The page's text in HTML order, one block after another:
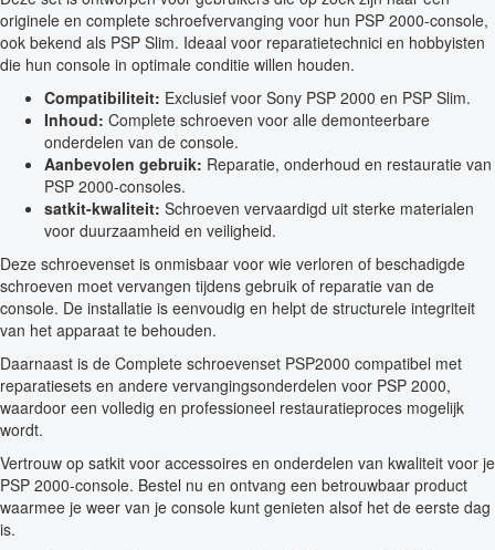
originele en complete schroefvervanging voor hun PSP 2000-console,
ook bekend als PSP Slim. Ideaal voor reparatietechnici en hobbyisten
die hun console in optimale conditie willen houden.
Compatibiliteit: Exclusief voor Sony PSP 2000 en PSP Slim.
Inhoud: Complete schroeven voor alle demonteerbare
onderdelen van de console.
Aanbevolen gebruik: Reparatie, onderhoud en restauratie van
PSP 2000-consoles.
satkit-kwaliteit: Schroeven vervaardigd uit sterke materialen
voor duurzaamheid en veiligheid.
Deze schroevenset is onmisbaar voor wie verloren of beschadigde
schroeven moet vervangen tijdens gebruik of reparatie van de
console. De installatie is eenvoudig en helpt de structurele integriteit
van het apparaat te behouden.
Daarnaast is de Complete schroevenset PSP2000 compatibel met
reparatiesets en andere vervangingsonderdelen voor PSP 2000,
waardoor een volledig en professioneel restauratieproces mogelijk
wordt.
Vertrouw op satkit voor accessoires en onderdelen van kwaliteit voor je
PSP 2000-console. Bestel nu en ontvang een betrouwbaar product
waarmee je weer van je console kunt genieten alsof het de eerste dag
is.